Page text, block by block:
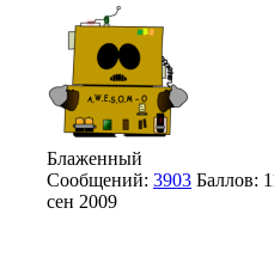
Блаженный
Сообщений: 3903 Баллов:
сен 2009